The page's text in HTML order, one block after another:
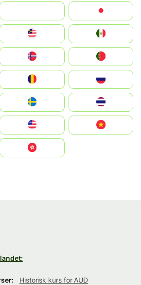
Historisk kurs for AUD